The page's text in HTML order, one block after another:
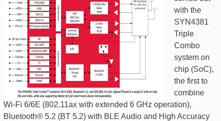
with the
SYN4381
Triple
Combo
system on
chip (SoC),
the first to
combine
Wi-Fi 6/6E (802.11ax with extended 6 GHz operation),
Bluetooth® 5.2 (BT 5.2) with BLE Audio and High Accuracy